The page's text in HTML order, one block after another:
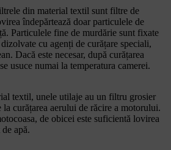
din material textil sunt filtre de
îndepărtează doar particulele de
Particulele fine de murdărie sunt fixate
cu agenți de curățare speciali,
Dacă este necesar, după curățarea
usuce numai la temperatura camerei.
textil, unele utilaje au un filtru grosier
la curățarea aerului de răcire a motorului.
de obicei este suficientă lovirea
apă.